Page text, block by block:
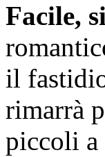
Facile,
il
rimarrà
piccoli a